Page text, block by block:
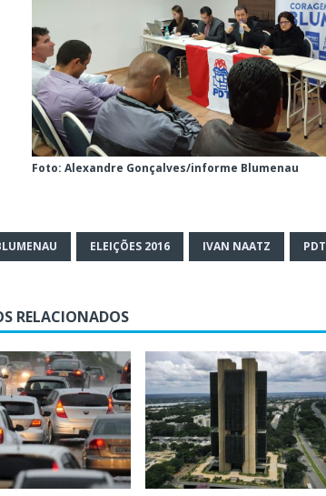
Foto: Alexandre Gonçalves/informe Blumenau
ELEIÇÕES 2016 IVAN NAATZ PDT
RELACIONADOS